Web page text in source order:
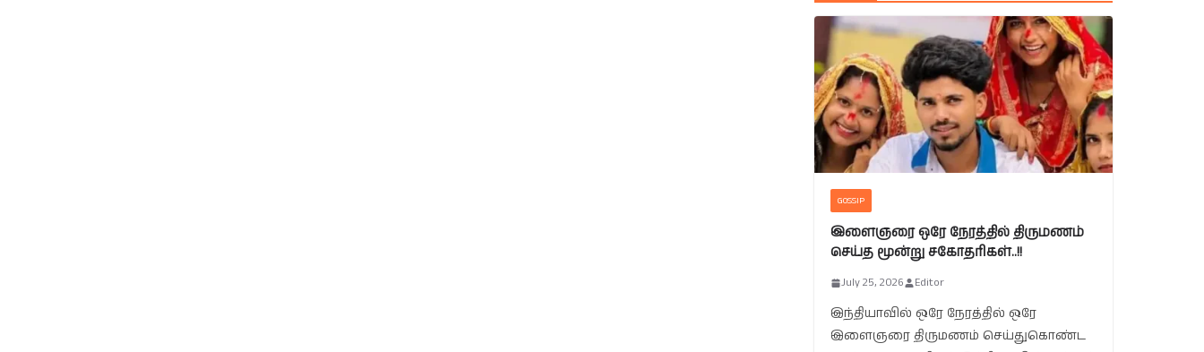
GOSSIP
இளைஞரை ஒரே நேரத்தில் திருமணம்
செய்த மூன்று சகோதரிகள்..!!
July 25, 2026 Editor
இந்தியாவில் ஒரே நேரத்தில் ஒரே
இளைஞரை திருமணம் செய்துகொண்ட